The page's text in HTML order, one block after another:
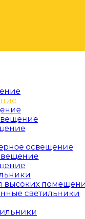
освещение
высоких
светильники